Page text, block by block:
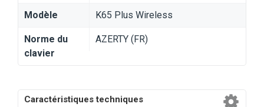
Modèle K65 Plus Wireless
Norme du
clavier
AZERTY (FR)
Caractéristiques techniques